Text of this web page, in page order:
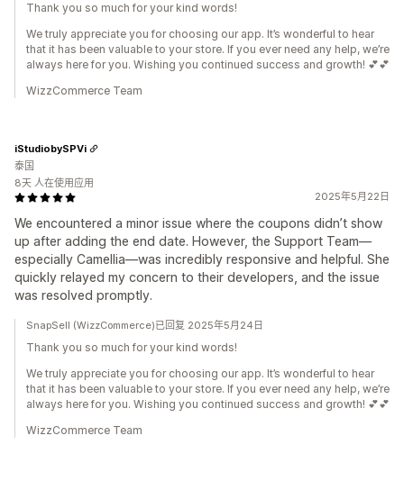
Thank you so much for your kind words!
We truly appreciate you for choosing our app. It’s wonderful to hear
that it has been valuable to your store. If you ever need any help, we’re
always here for you. Wishing you continued success and growth! 💕💕
WizzCommerce Team
2025年5月22日
We encountered a minor issue where the coupons didn’t show
up after adding the end date. However, the Support Team—
especially Camellia—was incredibly responsive and helpful. She
quickly relayed my concern to their developers, and the issue
was resolved promptly.
iStudiobySPVi
泰国
8天 人在使用应用
SnapSell (WizzCommerce)已回复 2025年5月24日
Thank you so much for your kind words!
We truly appreciate you for choosing our app. It’s wonderful to hear
that it has been valuable to your store. If you ever need any help, we’re
always here for you. Wishing you continued success and growth! 💕💕
WizzCommerce Team